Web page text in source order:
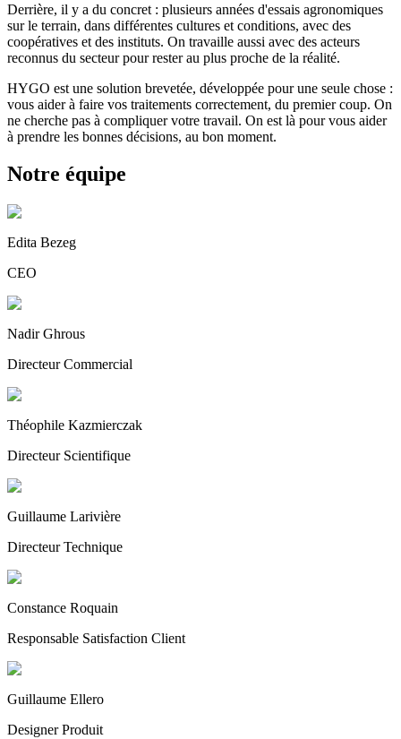
Derrière, il y a du concret : plusieurs années d'essais agronomiques
sur le terrain, dans différentes cultures et conditions, avec des
coopératives et des instituts. On travaille aussi avec des acteurs
reconnus du secteur pour rester au plus proche de la réalité.
HYGO est une solution brevetée, développée pour une seule chose :
vous aider à faire vos traitements correctement, du premier coup. On
ne cherche pas à compliquer votre travail. On est là pour vous aider
à prendre les bonnes décisions, au bon moment.
Notre équipe
Edita Bezeg
CEO
Nadir Ghrous
Directeur Commercial
Théophile Kazmierczak
Directeur Scientifique
Guillaume Larivière
Directeur Technique
Constance Roquain
Responsable Satisfaction Client
Guillaume Ellero
Designer Produit